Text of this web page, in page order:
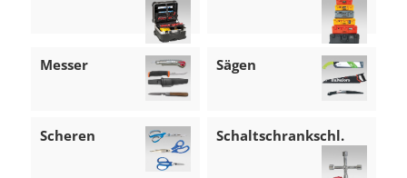
Messer Sägen
Scheren Schaltschrankschl.